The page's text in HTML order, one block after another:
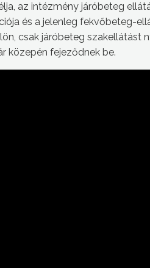
az intézmény járóbeteg
és a jelenleg fekvőbeteg-
csak járóbeteg szakellátást
közepén fejeződnek be.